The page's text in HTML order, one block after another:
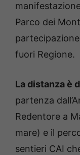
Parco dei
fuori Regione.
La distanza è
partenza
Redentore a
mare) e il
sentieri CAI